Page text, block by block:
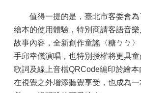
值得一提的是，臺北市客委會為
繪本的使用體驗，特別商請客語音
故事內容，全新創作童謠〈糖ㄅㄅ
手邱幸儀演唱，也特別授權將更具
歌詞及線上音檔QRCode編印於繪本
在視覺之外增添聽覺享受，也成為